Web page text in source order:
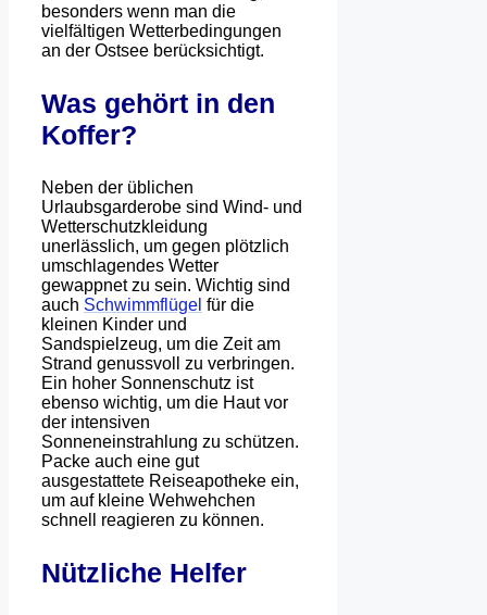
besonders wenn man die
vielfältigen Wetterbedingungen
an der Ostsee berücksichtigt.
Was gehört in den
Koffer?
Neben der üblichen
Urlaubsgarderobe sind Wind- und
Wetterschutzkleidung
unerlässlich, um gegen plötzlich
umschlagendes Wetter
gewappnet zu sein. Wichtig sind
auch Schwimmflügel für die
kleinen Kinder und
Sandspielzeug, um die Zeit am
Strand genussvoll zu verbringen.
Ein hoher Sonnenschutz ist
ebenso wichtig, um die Haut vor
der intensiven
Sonneneinstrahlung zu schützen.
Packe auch eine gut
ausgestattete Reiseapotheke ein,
um auf kleine Wehwehchen
schnell reagieren zu können.
Nützliche Helfer